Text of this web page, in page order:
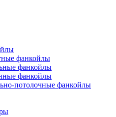
фанкойлы
фанкойлы
фанкойлы
потолочные фанкойлы